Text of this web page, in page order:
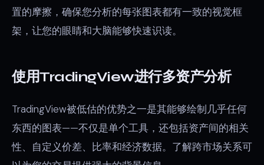
置的摩擦，确保您分析的每张图表都有一致的视觉框
架，让您的眼睛和大脑能够快速识读。
使用TradingView进行多资产分析
TradingView被低估的优势之一是其能够绘制几乎任何
东西的图表——不仅是单个工具，还包括资产间的相关
性、自定义价差、比率和经济数据。了解跨市场关系可